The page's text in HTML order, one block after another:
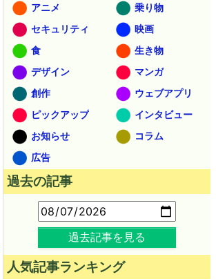
アニメ
乗り物
セキュリティ
映画
食
生き物
デザイン
マンガ
創作
ウェブアプリ
ピックアップ
インタビュー
お知らせ
コラム
広告
過去の記事
過去記事を見る
人気記事ランキング